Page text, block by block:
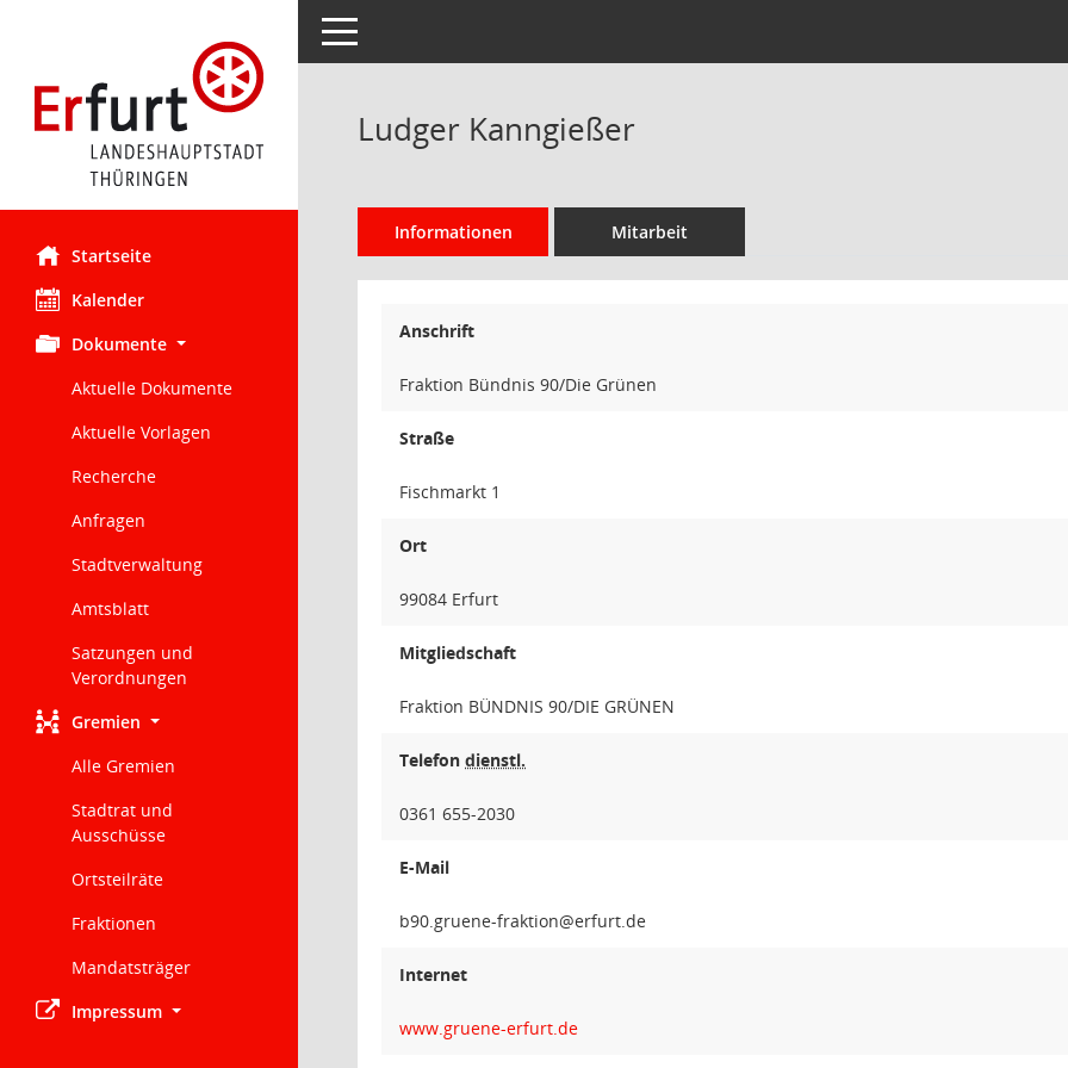
Startseite
Kalender
Dokumente
Aktuelle Dokumente
Aktuelle Vorlagen
Recherche
Anfragen
Stadtverwaltung
Amtsblatt
Satzungen und
Verordnungen
Gremien
Alle Gremien
Stadtrat und
Ausschüsse
Ortsteilräte
Fraktionen
Mandatsträger
Impressum
Toggle navigation
Ludger Kanngießer
Informationen Mitarbeit
Anschrift
Fraktion Bündnis 90/Die Grünen
Straße
Fischmarkt 1
Ort
99084 Erfurt
Mitgliedschaft
Fraktion BÜNDNIS 90/DIE GRÜNEN
Telefon dienstl.
0361 655-2030
E-Mail
noitkarf-
Internet
www.gruene-erfurt.de